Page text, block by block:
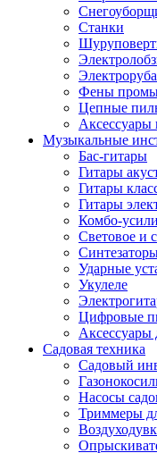
Станки
Фены
Цепные
Аксессуары
Музыкальные
Бас-гитары
Гитары
Гитары
Гитары
Комбо-
Световое и
Ударные
Укулеле
Цифровые
Аксессуары
Садовая техника
Садовый
Насосы
Триммеры